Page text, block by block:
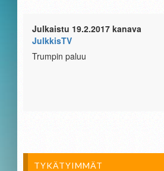
Julkaistu 19.2.2017 kanava
JulkkisTV
Trumpin paluu
TYKÄTYIMMÄT